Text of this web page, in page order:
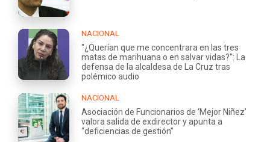
NACIONAL
"¿Querían que me concentrara en las tres
matas de marihuana o en salvar vidas?": La
defensa de la alcaldesa de La Cruz tras
polémico audio
NACIONAL
Asociación de Funcionarios de ‘Mejor Niñez’
valora salida de exdirector y apunta a
“deficiencias de gestión”